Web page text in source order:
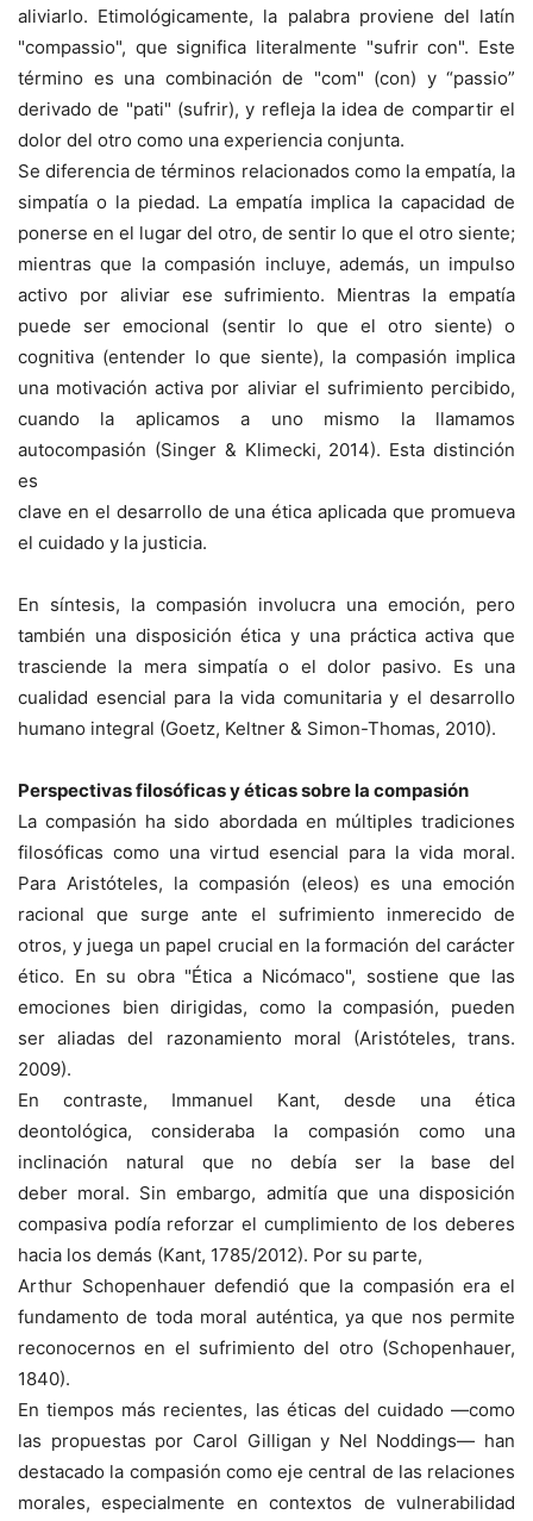
aliviarlo. Etimológicamente, la palabra proviene del latín
"compassio", que significa literalmente "sufrir con". Este
término es una combinación de "com" (con) y “passio”
derivado de "pati" (sufrir), y refleja la idea de compartir el
dolor del otro como una experiencia conjunta.
Se diferencia de términos relacionados como la empatía, la
simpatía o la piedad. La empatía implica la capacidad de
ponerse en el lugar del otro, de sentir lo que el otro siente;
mientras que la compasión incluye, además, un impulso
activo por aliviar ese sufrimiento. Mientras la empatía
puede ser emocional (sentir lo que el otro siente) o
cognitiva (entender lo que siente), la compasión implica
una motivación activa por aliviar el sufrimiento percibido,
cuando la aplicamos a uno mismo la llamamos
autocompasión (Singer & Klimecki, 2014). Esta distinción
es
clave en el desarrollo de una ética aplicada que promueva
el cuidado y la justicia.
En síntesis, la compasión involucra una emoción, pero
también una disposición ética y una práctica activa que
trasciende la mera simpatía o el dolor pasivo. Es una
cualidad esencial para la vida comunitaria y el desarrollo
humano integral (Goetz, Keltner & Simon-Thomas, 2010).
Perspectivas filosóficas y éticas sobre la compasión
La compasión ha sido abordada en múltiples tradiciones
filosóficas como una virtud esencial para la vida moral.
Para Aristóteles, la compasión (eleos) es una emoción
racional que surge ante el sufrimiento inmerecido de
otros, y juega un papel crucial en la formación del carácter
ético. En su obra "Ética a Nicómaco", sostiene que las
emociones bien dirigidas, como la compasión, pueden
ser aliadas del razonamiento moral (Aristóteles, trans.
2009).
En contraste, Immanuel Kant, desde una ética
deontológica, consideraba la compasión como una
inclinación natural que no debía ser la base del
deber moral. Sin embargo, admitía que una disposición
compasiva podía reforzar el cumplimiento de los deberes
hacia los demás (Kant, 1785/2012). Por su parte,
Arthur Schopenhauer defendió que la compasión era el
fundamento de toda moral auténtica, ya que nos permite
reconocernos en el sufrimiento del otro (Schopenhauer,
1840).
En tiempos más recientes, las éticas del cuidado —como
las propuestas por Carol Gilligan y Nel Noddings— han
destacado la compasión como eje central de las relaciones
morales, especialmente en contextos de vulnerabilidad